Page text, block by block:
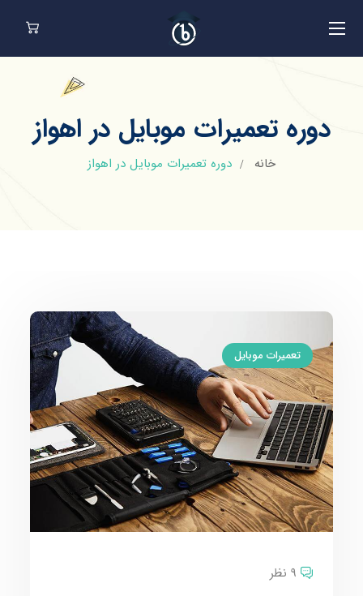
دوره تعمیرات موبایل در اهواز
خانه دوره تعمیرات موبایل در اهواز
تعمیرات موبایل
9 نظر